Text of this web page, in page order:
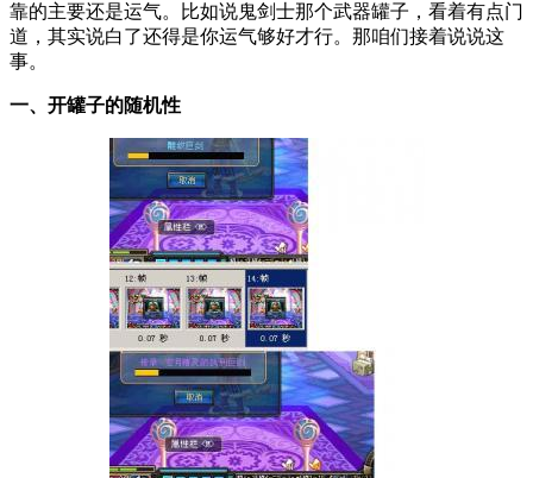
靠的主要还是运气。比如说鬼剑士那个武器罐子，看着有点门
道，其实说白了还得是你运气够好才行。那咱们接着说说这
事。
一、开罐子的随机性